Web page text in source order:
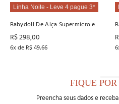
Linha Noite - Leve 4 pague 3*
Babydoll De Alça Supermicro e
Renda Recco
R$298,00
6x de R$49,66 6
FIQUE
Preencha seus dados e